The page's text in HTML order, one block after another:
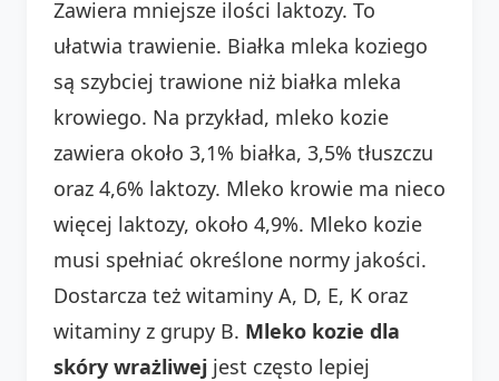
Zawiera mniejsze ilości laktozy. To
ułatwia trawienie. Białka mleka koziego
są szybciej trawione niż białka mleka
krowiego. Na przykład, mleko kozie
zawiera około 3,1% białka, 3,5% tłuszczu
oraz 4,6% laktozy. Mleko krowie ma nieco
więcej laktozy, około 4,9%. Mleko kozie
musi spełniać określone normy jakości.
Dostarcza też witaminy A, D, E, K oraz
witaminy z grupy B. Mleko kozie dla
skóry wrażliwej jest często lepiej